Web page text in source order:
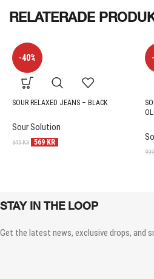
RELATERADE
-40%
SOUR RELAXED JEANS – BLACK
Sour Solution
949KR 569 KR
STAY IN THE LOOP
Get the latest news, exclusive drops, and